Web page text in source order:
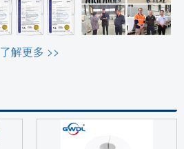
了解更多 >>